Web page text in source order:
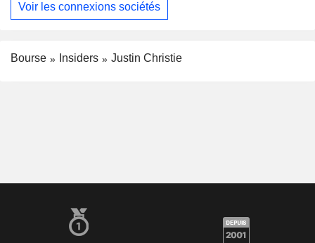
Voir les connexions sociétés
Bourse Insiders Justin Christie